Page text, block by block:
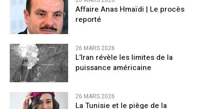
Affaire Anas Hmaïdi | Le procès
reporté
26 MARS 2026
L’Iran révèle les limites de la
puissance américaine
26 MARS 2026
La Tunisie et le piège de la